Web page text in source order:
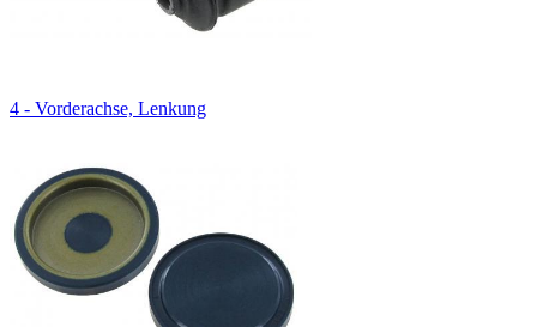
4 - Vorderachse, Lenkung